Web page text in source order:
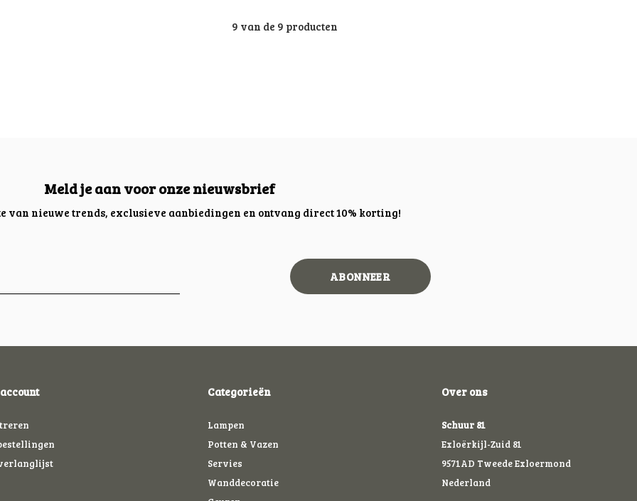
9 van de 9 producten
Meld je aan voor onze nieuwsbrief
van nieuwe trends, exclusieve aanbiedingen en ontvang direct 10% korting!
ABONNEER
Categorieën
Lampen
Potten & Vazen
Servies
Wanddecoratie
Over ons
Schuur 81
Exloërkijl-Zuid 81
9571AD Tweede Exloermond
Nederland